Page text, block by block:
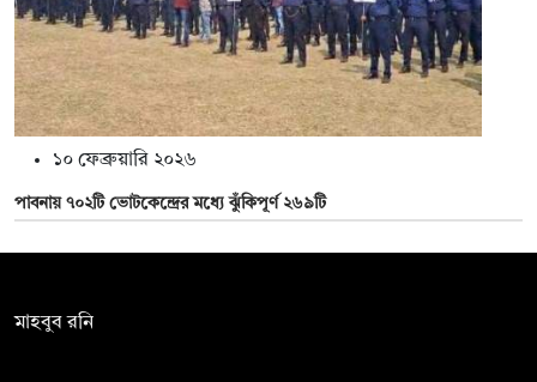
১০ ফেব্রুয়ারি ২০২৬
পাবনায় ৭০২টি ভোটকেন্দ্রের মধ্যে ঝুঁকিপূর্ণ ২৬৯টি
মাহবুব রনি